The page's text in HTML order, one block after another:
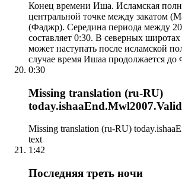
Конец времени Иша. Исламская
центральной точке между закатом
(Фаджр). Середина периода между
составляет 0:30. В северных
может наступать после исламской
случае время Ишаа продолжается до
0:30
Missing translation (ru-RU)
Missing translation (ru-RU)
text
1:42
Последняя треть ночи